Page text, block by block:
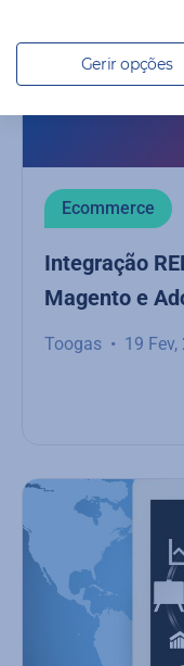
Ecommerce
Integração
Magento e
Toogas 19 Fev,
Gerir opções